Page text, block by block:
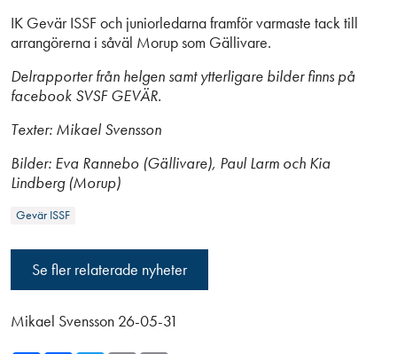
IK Gevär ISSF och juniorledarna framför varmaste tack till
arrangörerna i såväl Morup som Gällivare.
Delrapporter från helgen samt ytterligare bilder finns på
facebook SVSF GEVÄR.
Texter: Mikael Svensson
Bilder: Eva Rannebo (Gällivare), Paul Larm och Kia
Lindberg (Morup)
Gevär ISSF
Se fler relaterade nyheter
Mikael Svensson 26-05-31